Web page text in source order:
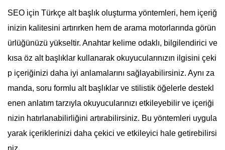
SEO için Türkçe alt başlık oluşturma yöntemleri, hem içeriğ
inizin kalitesini artırırken hem de arama motorlarında görün
ürlüğünüzü yükseltir. Anahtar kelime odaklı, bilgilendirici ve
kısa öz alt başlıklar kullanarak okuyucularınızın ilgisini çeki
p içeriğinizi daha iyi anlamalarını sağlayabilirsiniz. Aynı za
manda, soru formlu alt başlıklar ve stilistik öğelerle destekl
enen anlatım tarzıyla okuyucularınızı etkileyebilir ve içeriği
nizin hatırlanabilirliğini artırabilirsiniz. Bu yöntemleri uygula
yarak içeriklerinizi daha çekici ve etkileyici hale getirebilirsi